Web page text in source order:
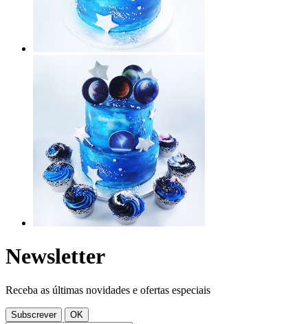
Newsletter
Receba as últimas novidades e ofertas especiais